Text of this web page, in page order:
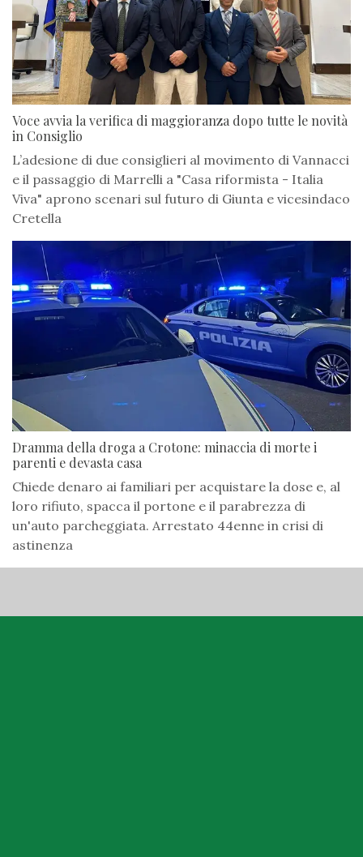
Voce avvia la verifica di maggioranza dopo tutte le novità
in Consiglio
L’adesione di due consiglieri al movimento di Vannacci
e il passaggio di Marrelli a "Casa riformista - Italia
Viva" aprono scenari sul futuro di Giunta e vicesindaco
Cretella
Dramma della droga a Crotone: minaccia di morte i
parenti e devasta casa
Chiede denaro ai familiari per acquistare la dose e, al
loro rifiuto, spacca il portone e il parabrezza di
un'auto parcheggiata. Arrestato 44enne in crisi di
astinenza